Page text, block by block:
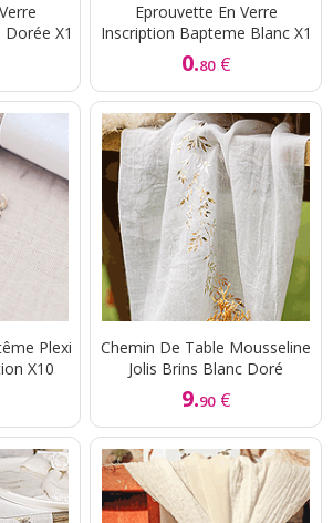
X1
Eprouvette En Verre
Inscription Bapteme Blanc X1
0.80 €
Plexi
X10
Chemin De Table Mousseline
Jolis Brins Blanc Doré
9.90 €